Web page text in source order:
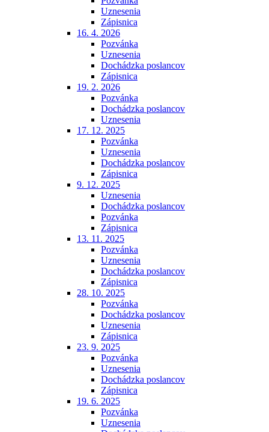
Uznesenia
Zápisnica
16. 4. 2026
Pozvánka
Uznesenia
Dochádzka poslancov
Zápisnica
19. 2. 2026
Pozvánka
Dochádzka poslancov
Uznesenia
17. 12. 2025
Pozvánka
Uznesenia
Dochádzka poslancov
Zápisnica
9. 12. 2025
Uznesenia
Dochádzka poslancov
Pozvánka
Zápisnica
13. 11. 2025
Pozvánka
Uznesenia
Dochádzka poslancov
Zápisnica
28. 10. 2025
Pozvánka
Dochádzka poslancov
Uznesenia
Zápisnica
23. 9. 2025
Pozvánka
Uznesenia
Dochádzka poslancov
Zápisnica
19. 6. 2025
Pozvánka
Uznesenia